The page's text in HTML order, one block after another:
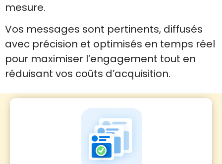
mesure.
Vos messages sont pertinents, diffusés
avec précision et optimisés en temps réel
pour maximiser l’engagement tout en
réduisant vos coûts d’acquisition.